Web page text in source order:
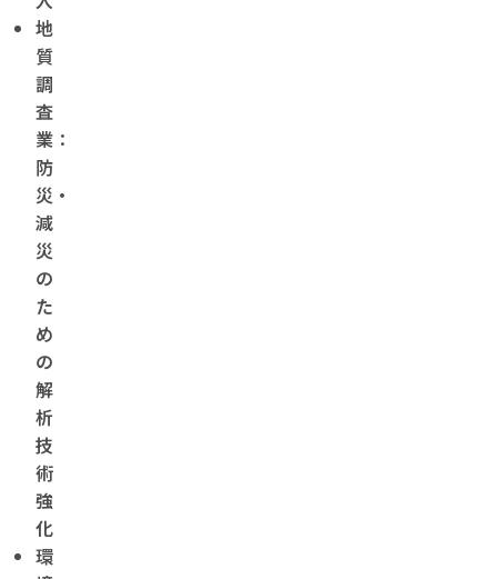
地
質
調
査
業：
防
災・
減
災
の
た
め
の
解
析
技
術
強
化
環